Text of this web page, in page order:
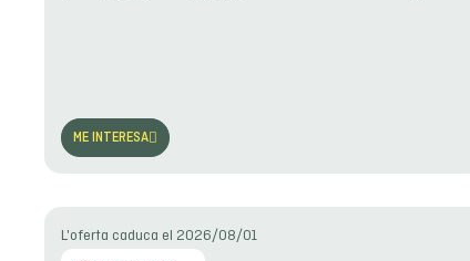
ME INTERESA
L'oferta caduca el 2026/08/01